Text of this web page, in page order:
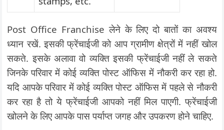
Post Office Franchise लेने के लिए दो बातों का अवश्य
ध्यान रखें. इसकी फ्रेंचाईजी को आप ग्रामीण क्षेत्रों में नहीं खोल
सकते. इसके अलावा वो व्यक्ति इसकी फ्रेंचाईजी नहीं ले सकते
जिनके परिवार में कोई व्यक्ति पोस्ट ऑफिस में नौकरी कर रहा हो.
यदि आपके परिवार में कोई व्यक्ति पोस्ट ऑफिस में पहले से नौकरी
कर रहा है तो ये फ्रेंचाईजी आपको नहीं मिल पाएगी. फ्रेंचाईजी
खोलने के लिए आपके पास पर्याप्त जगह और उपकरण होने चाहिए.